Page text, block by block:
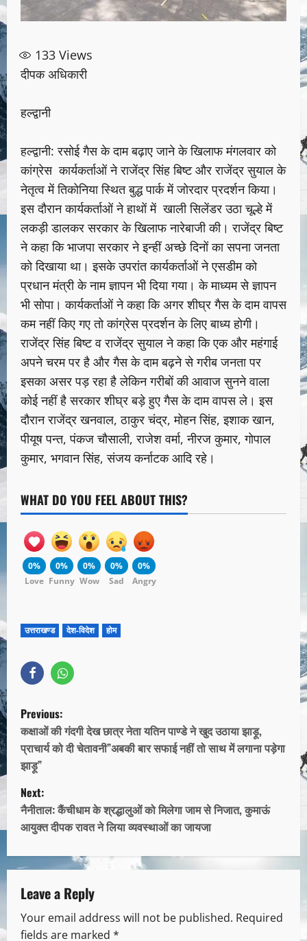
133 Views
दीपक अधिकारी
हल्द्वानी
हल्द्वानी: रसोई गैस के दाम बढ़ाए जाने के खिलाफ मंगलवार को
कांग्रेस कार्यकर्ताओं ने राजेंद्र सिंह बिष्ट और राजेंद्र सुयाल के
नेतृत्व में तिकोनिया स्थित बुद्ध पार्क में जोरदार प्रदर्शन किया।
इस दौरान कार्यकर्ताओं ने हाथों में खाली सिलेंडर उठा चूल्हे में
लकड़ी डालकर सरकार के खिलाफ नारेबाजी की। राजेंद्र बिष्ट
ने कहा कि भाजपा सरकार ने इन्हीं अच्छे दिनों का सपना जनता
को दिखाया था। इसके उपरांत कार्यकर्ताओं ने एसडीम को
प्रधान मंत्री के नाम ज्ञापन भी दिया गया। के माध्यम से ज्ञापन
भी सोपा। कार्यकर्ताओं ने कहा कि अगर शीघ्र गैस के दाम वापस
कम नहीं किए गए तो कांग्रेस प्रदर्शन के लिए बाध्य होगी।
राजेंद्र सिंह बिष्ट व राजेंद्र सुयाल ने कहा कि एक और महंगाई
अपने चरम पर है और गैस के दाम बढ़ने से गरीब जनता पर
इसका असर पड़ रहा है लेकिन गरीबों की आवाज सुनने वाला
कोई नहीं है सरकार शीघ्र बड़े हुए गैस के दाम वापस ले। इस
दौरान राजेंद्र खनवाल, ठाकुर चंद्र, मोहन सिंह, इशाक खान,
पीयूष पन्त, पंकज चौसाली, राजेश वर्मा, नीरज कुमार, गोपाल
कुमार, भगवान सिंह, संजय कर्नाटक आदि रहे।
WHAT DO YOU FEEL ABOUT THIS?
0%
Love
0%
Funny
0%
Wow
0%
Sad
0%
Angry
उत्तराखण्ड देश-विदेश होम
Previous:
कक्षाओं की गंदगी देख छात्र नेता यतिन पाण्डे ने खुद उठाया झाड़ू,
प्राचार्य को दी चेतावनी”अबकी बार सफाई नहीं तो साथ में लगाना पड़ेगा
झाड़ू”
Next:
नैनीताल: कैंचीधाम के श्रद्धालुओं को मिलेगा जाम से निजात, कुमाऊं
आयुक्त दीपक रावत ने लिया व्यवस्थाओं का जायजा
Leave a Reply
Your email address will not be published. Required
fields are marked *